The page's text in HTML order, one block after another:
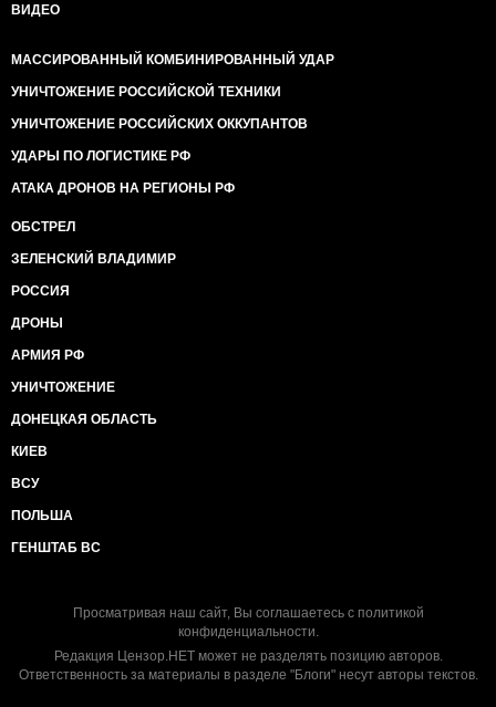
ВИДЕО
МАССИРОВАННЫЙ КОМБИНИРОВАННЫЙ УДАР
УНИЧТОЖЕНИЕ РОССИЙСКОЙ ТЕХНИКИ
УНИЧТОЖЕНИЕ РОССИЙСКИХ ОККУПАНТОВ
УДАРЫ ПО ЛОГИСТИКЕ РФ
АТАКА ДРОНОВ НА РЕГИОНЫ РФ
ОБСТРЕЛ
ЗЕЛЕНСКИЙ ВЛАДИМИР
РОССИЯ
ДРОНЫ
АРМИЯ РФ
УНИЧТОЖЕНИЕ
ДОНЕЦКАЯ ОБЛАСТЬ
КИЕВ
ВСУ
ПОЛЬША
ГЕНШТАБ ВС
Просматривая наш сайт, Вы соглашаетесь с политикой
конфиденциальности.
Редакция Цензор.НЕТ может не разделять позицию авторов.
Ответственность за материалы в разделе "Блоги" несут авторы текстов.